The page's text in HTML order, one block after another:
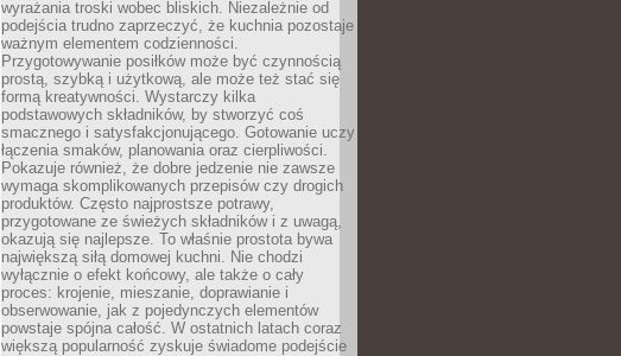
wyrażania troski wobec bliskich. Niezależnie od
podejścia trudno zaprzeczyć, że kuchnia pozostaje
ważnym elementem codzienności.
Przygotowywanie posiłków może być czynnością
prostą, szybką i użytkową, ale może też stać się
formą kreatywności. Wystarczy kilka
podstawowych składników, by stworzyć coś
smacznego i satysfakcjonującego. Gotowanie uczy
łączenia smaków, planowania oraz cierpliwości.
Pokazuje również, że dobre jedzenie nie zawsze
wymaga skomplikowanych przepisów czy drogich
produktów. Często najprostsze potrawy,
przygotowane ze świeżych składników i z uwagą,
okazują się najlepsze. To właśnie prostota bywa
największą siłą domowej kuchni. Nie chodzi
wyłącznie o efekt końcowy, ale także o cały
proces: krojenie, mieszanie, doprawianie i
obserwowanie, jak z pojedynczych elementów
powstaje spójna całość. W ostatnich latach coraz
większą popularność zyskuje świadome podejście